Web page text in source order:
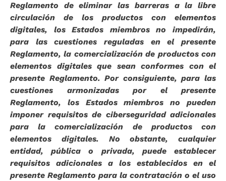
Reglamento de eliminar las barreras a la libre
circulación de los productos con elementos
digitales, los Estados miembros no impedirán,
para las cuestiones reguladas en el presente
Reglamento, la comercialización de productos con
elementos digitales que sean conformes con el
presente Reglamento. Por consiguiente, para las
cuestiones armonizadas por el presente
Reglamento, los Estados miembros no pueden
imponer requisitos de ciberseguridad adicionales
para la comercialización de productos con
elementos digitales. No obstante, cualquier
entidad, pública o privada, puede establecer
requisitos adicionales a los establecidos en el
presente Reglamento para la contratación o el uso